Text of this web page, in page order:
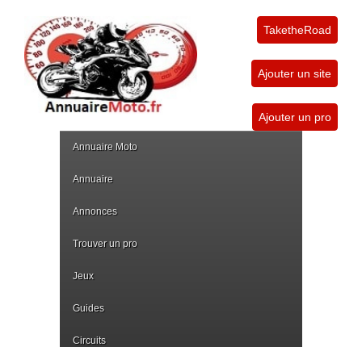
TaketheRoad
Ajouter un site
Ajouter un pro
Annuaire Moto
Annuaire
Annonces
Trouver un pro
Jeux
Guides
Circuits